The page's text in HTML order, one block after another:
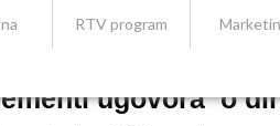
RTV program
ugovora o